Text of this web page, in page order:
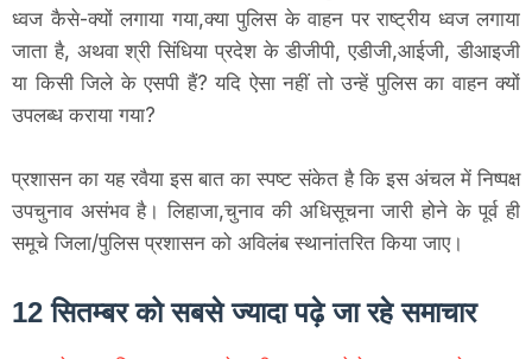
ध्वज कैसे-क्यों लगाया गया,क्या पुलिस के वाहन पर राष्ट्रीय ध्वज लगाया
जाता है, अथवा श्री सिंधिया प्रदेश के डीजीपी, एडीजी,आईजी, डीआइजी
या किसी जिले के एसपी हैं? यदि ऐसा नहीं तो उन्हें पुलिस का वाहन क्यों
उपलब्ध कराया गया?
प्रशासन का यह रवैया इस बात का स्पष्ट संकेत है कि इस अंचल में निष्पक्ष
उपचुनाव असंभव है। लिहाजा,चुनाव की अधिसूचना जारी होने के पूर्व ही
समूचे जिला/पुलिस प्रशासन को अविलंब स्थानांतरित किया जाए।
12 सितम्बर को सबसे ज्यादा पढ़े जा रहे समाचार